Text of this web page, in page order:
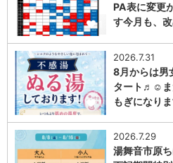
1
PA表に変更
す今月も、
1
2026.7.31
8月からは男
タート♬☺ま
もぎになり
2026.7.29
湯舞音市原